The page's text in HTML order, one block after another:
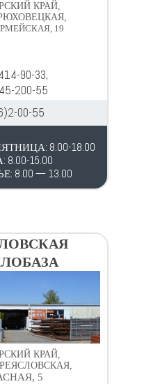
КРАЙ,
19
90-33,
200-55
00-55
8.00-18.00
15.00
8.00 — 13.00
КРАЙ,
5